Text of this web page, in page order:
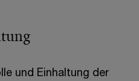
und Einhaltung der